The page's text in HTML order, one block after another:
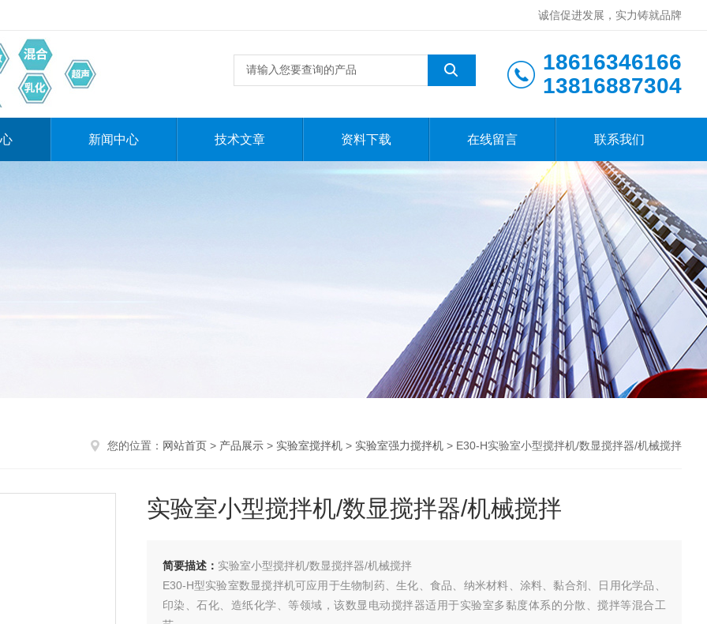
诚信促进发展，实力铸就品牌
18616346166
13816887304
新闻中心 技术文章 资料下载 在线留言 联系我们
您的位置： 网站首页 > 产品展示 > 实验室搅拌机 > 实验室强力搅拌机 > E30-H实验室小型搅拌机/数显搅拌器/机械搅拌
实验室小型搅拌机/数显搅拌器/机械搅拌
简要描述： 实验室小型搅拌机/数显搅拌器/机械搅拌
E30-H型实验室数显搅拌机可应用于生物制药、生化、食品、纳米材料、涂料、黏合剂、日用化学品、
印染、石化、造纸化学、等领域，该数显电动搅拌器适用于实验室多黏度体系的分散、搅拌等混合工